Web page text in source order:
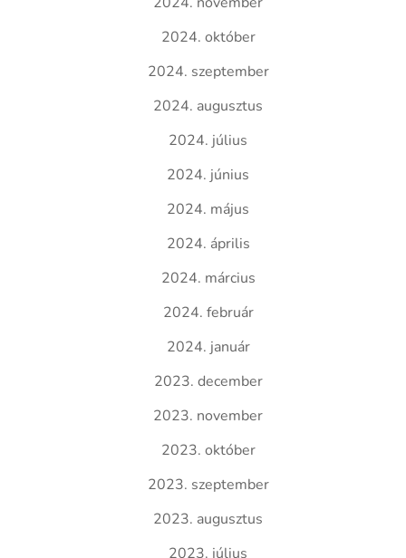
2024. október
2024. szeptember
2024. augusztus
2024. július
2024. június
2024. május
2024. április
2024. március
2024. február
2024. január
2023. december
2023. november
2023. október
2023. szeptember
2023. augusztus
2023. július